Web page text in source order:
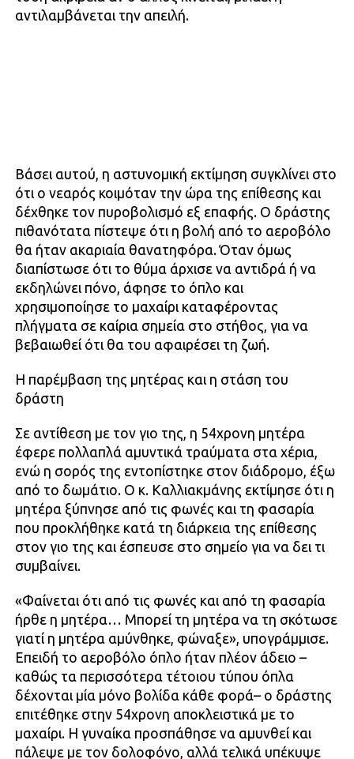
αντιλαμβάνεται την απειλή.
Βάσει αυτού, η αστυνομική εκτίμηση συγκλίνει στο
ότι ο νεαρός κοιμόταν την ώρα της επίθεσης και
δέχθηκε τον πυροβολισμό εξ επαφής. Ο δράστης
πιθανότατα πίστεψε ότι η βολή από το αεροβόλο
θα ήταν ακαριαία θανατηφόρα. Όταν όμως
διαπίστωσε ότι το θύμα άρχισε να αντιδρά ή να
εκδηλώνει πόνο, άφησε το όπλο και
χρησιμοποίησε το μαχαίρι καταφέροντας
πλήγματα σε καίρια σημεία στο στήθος, για να
βεβαιωθεί ότι θα του αφαιρέσει τη ζωή.
Η παρέμβαση της μητέρας και η στάση του
δράστη
Σε αντίθεση με τον γιο της, η 54χρονη μητέρα
έφερε πολλαπλά αμυντικά τραύματα στα χέρια,
ενώ η σορός της εντοπίστηκε στον διάδρομο, έξω
από το δωμάτιο. Ο κ. Καλλιακμάνης εκτίμησε ότι η
μητέρα ξύπνησε από τις φωνές και τη φασαρία
που προκλήθηκε κατά τη διάρκεια της επίθεσης
στον γιο της και έσπευσε στο σημείο για να δει τι
συμβαίνει.
«Φαίνεται ότι από τις φωνές και από τη φασαρία
ήρθε η μητέρα… Μπορεί τη μητέρα να τη σκότωσε
γιατί η μητέρα αμύνθηκε, φώναξε», υπογράμμισε.
Επειδή το αεροβόλο όπλο ήταν πλέον άδειο –
καθώς τα περισσότερα τέτοιου τύπου όπλα
δέχονται μία μόνο βολίδα κάθε φορά– ο δράστης
επιτέθηκε στην 54χρονη αποκλειστικά με το
μαχαίρι. Η γυναίκα προσπάθησε να αμυνθεί και
πάλεψε με τον δολοφόνο, αλλά τελικά υπέκυψε